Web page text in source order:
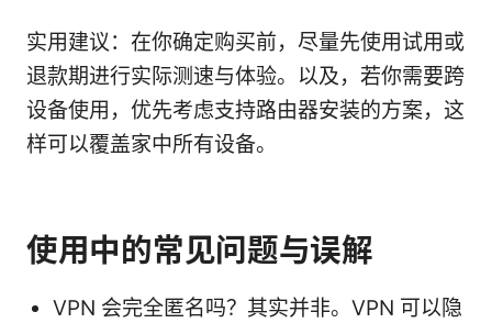
实用建议：在你确定购买前，尽量先使用试用或
退款期进行实际测速与体验。以及，若你需要跨
设备使用，优先考虑支持路由器安装的方案，这
样可以覆盖家中所有设备。
使用中的常见问题与误解
VPN 会完全匿名吗？其实并非。VPN 可以隐